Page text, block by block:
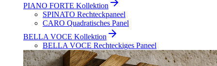
PIANO FORTE Kollektion
SPINATO Rechteckpaneel
CARO Quadratisches Panel
BELLA VOCE Kollektion
BELLA VOCE Rechteckiges Paneel